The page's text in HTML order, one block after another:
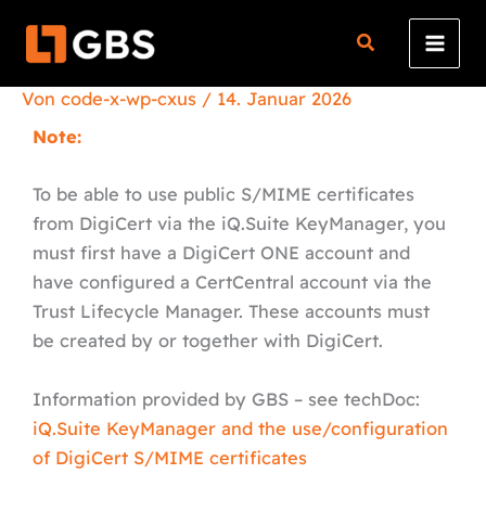
Inhalt
Von code-x-wp-cxus / 14. Januar 2026
Note:
To be able to use public S/MIME certificates
from DigiCert via the iQ.Suite KeyManager, you
must first have a DigiCert ONE account and
have configured a CertCentral account via the
Trust Lifecycle Manager. These accounts must
be created by or together with DigiCert.
Information provided by GBS – see techDoc:
iQ.Suite KeyManager and the use/configuration
of DigiCert S/MIME certificates